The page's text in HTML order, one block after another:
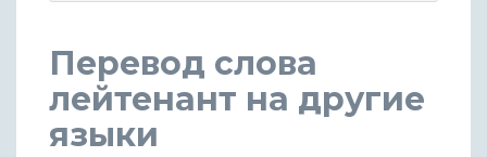
Перевод слова
лейтенант на другие
языки